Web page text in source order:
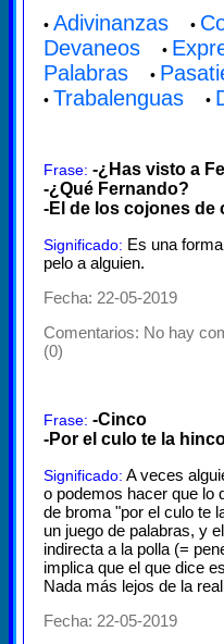
• Adivinanzas •
Devaneos •
Palabras •
• Trabalenguas •
Frase: -¿Has visto a
-¿Qué Fernando?
-El de los cojones de
Significado: Es una
pelo a alguien.
Fecha: 22-05-2019
Comentarios: No hay
(0)
Frase: -Cinco
-Por el culo te la
Significado: A veces
o podemos hacer que lo
de broma "por el culo te
un juego de palabras, y
indirecta a la polla (=
implica que el que dice
Nada más lejos de la
Fecha: 22-05-2019